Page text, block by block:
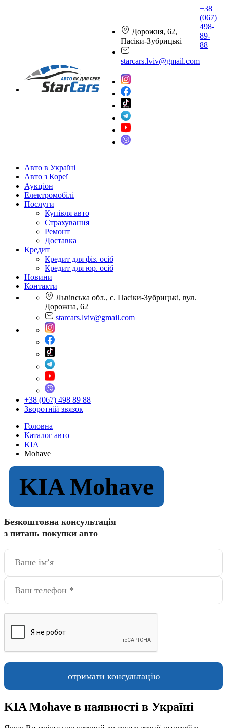
Дорожня, 62,
Пасіки-Зубрицькі
starcars.lviv@gmail.com
+38
(067)
498-
89-
88
Авто в Україні
Авто з Кореї
Аукціон
Електромобілі
Послуги
Купівля авто
Страхування
Ремонт
Доставка
Кредит
Кредит для фіз. осіб
Кредит для юр. осіб
Новини
Контакти
Львівська обл., с. Пасіки-Зубрицькі, вул.
Дорожна, 62
starcars.lviv@gmail.com
+38 (067) 498 89 88
Зворотній звязок
Головна
Каталог авто
KIA
Mohave
KIA Mohave
Безкоштовна консультація
з питань покупки авто
KIA Mohave в наявності в Україні